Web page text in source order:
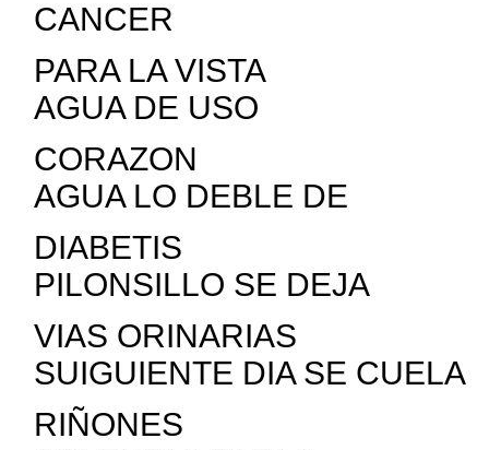
CANCER
PARA LA VISTA
AGUA DE USO
CORAZON A LOS
AGUA LO DEBLE DE
DIABETIS LOS
PILONSILLO SE DEJA
VIAS ORINARIAS
SUIGUIENTE DIA SE CUELA
RIÑONES Y SE